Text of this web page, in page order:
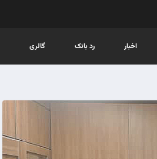
اخبار رد بانک گالری